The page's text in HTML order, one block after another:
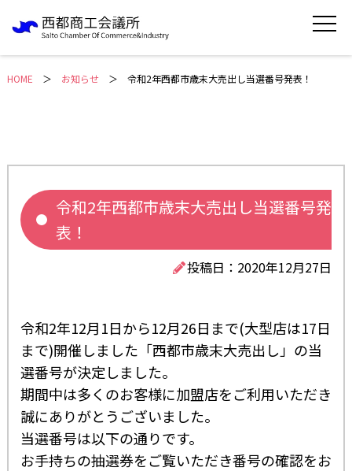
HOME ＞ お知らせ 令和2年西都市歳末大売出し当選番号発表！
令和2年西都市歳末大売出し当選番号発
表！
投稿日：2020年12月27日
令和2年12月1日から12月26日まで(大型店は17日
まで)開催しました「西都市歳末大売出し」の当
選番号が決定しました。
期間中は多くのお客様に加盟店をご利用いただき
誠にありがとうございました。
当選番号は以下の通りです。
お手持ちの抽選券をご覧いただき番号の確認をお